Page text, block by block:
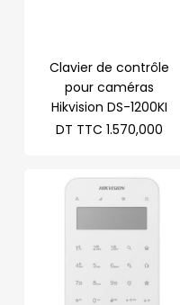
Clavier de contrôle
pour caméras
Hikvision DS-1200KI
DT TTC 1.570,000